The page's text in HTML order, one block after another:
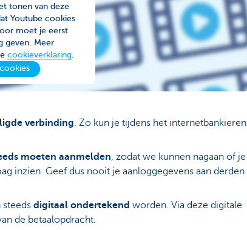
tonen van deze
Youtube cookies
moet je eerst
geven. Meer
cookieverklaring.
verbinding. Zo kun je tijdens het internetbankieren
moeten aanmelden, zodat we kunnen nagaan of je
inzien. Geef dus nooit je aanloggegevens aan derden
digitaal ondertekend worden. Via deze digitale
de betaalopdracht.